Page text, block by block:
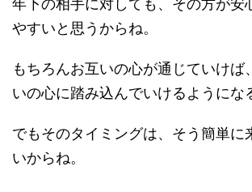
年下の相手に対しても、その方が安
やすいと思うからね。
もちろんお互いの心が通じていけば
いの心に踏み込んでいけるようにな
でもそのタイミングは、そう簡単に
いからね。